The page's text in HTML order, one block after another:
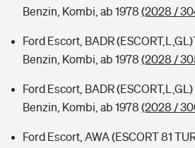
Benzin, Kombi, ab 1978 (2028 /
Ford Escort, BADR
Benzin, Kombi, ab 1978 (2028 /
Ford Escort, BADR
Benzin, Kombi, ab 1978 (2028 /
Ford Escort, AWA (ESCORT 81